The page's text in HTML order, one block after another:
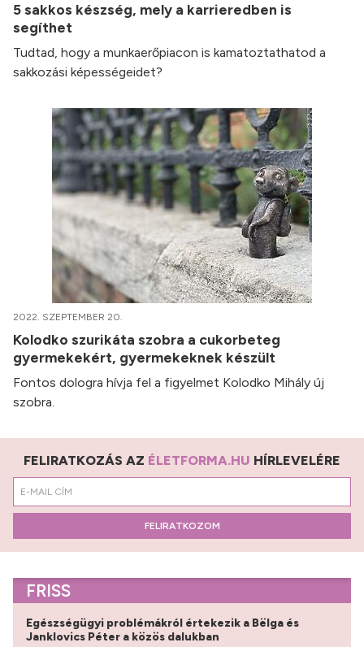
5 sakkos készség, mely a karrieredben is
segíthet
Tudtad, hogy a munkaerőpiacon is kamatoztathatod a
sakkozási képességeidet?
2022. SZEPTEMBER 20.
Kolodko szurikáta szobra a cukorbeteg
gyermekekért, gyermekeknek készült
Fontos dologra hívja fel a figyelmet Kolodko Mihály új
szobra.
FELIRATKOZÁS AZ ÉLETFORMA.HU HÍRLEVELÉRE
FELIRATKOZOM
FRISS
Egészségügyi problémákról értekezik a Bëlga és
Janklovics Péter a közös dalukban